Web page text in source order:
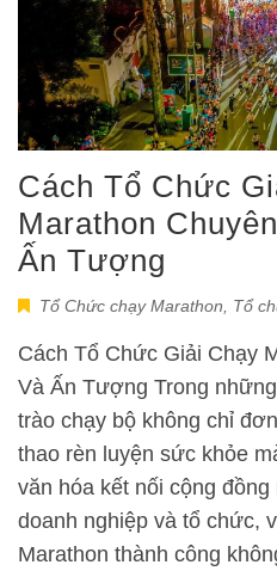
Cách Tổ Chức
Marathon
Ấn Tượng
Tổ Chức chạy Marathon Tổ
Cách Tổ Chức Giải Chạy
Và Ấn Tượng Trong
trào chạy bộ không chỉ
thao rèn luyện sức khỏe
văn hóa kết nối cộng
doanh nghiệp và tổ chức,
Marathon thành công